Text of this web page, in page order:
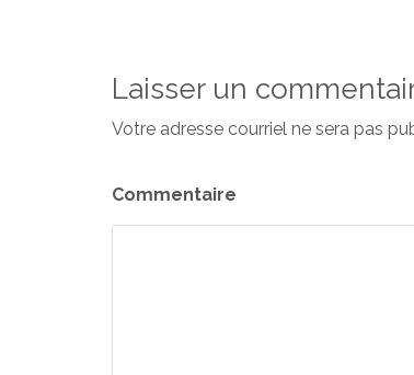
Laisser un
Votre adresse courriel ne sera pas
Commentaire